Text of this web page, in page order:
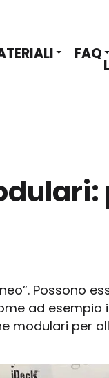
FAQ
Possono
ad esempio
modulari per